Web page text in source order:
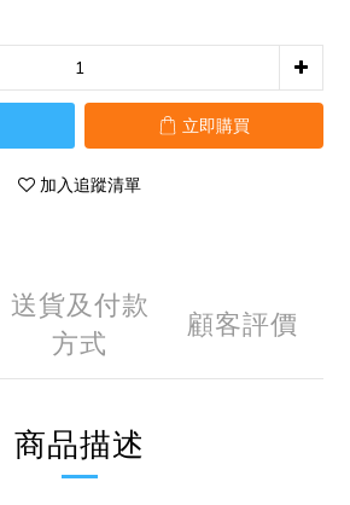
立即購買
加入追蹤清單
送貨及付款
方式
顧客評價
商品描述